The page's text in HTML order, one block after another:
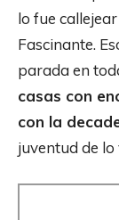
lo fue
Fascinante.
parada en
casas con
con la
juventud de